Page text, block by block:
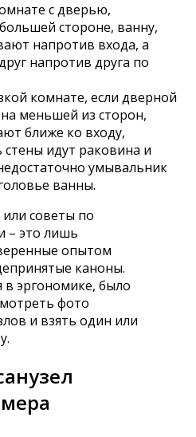
с дверью,
стороне, ванну,
напротив входа, а
напротив друга по
комнате, если дверной
меньшей из сторон,
ближе ко входу,
идут раковина и
умывальник
ванны.
советы по
– это лишь
опытом
каноны.
в эргономике, было
фото
и взять один или